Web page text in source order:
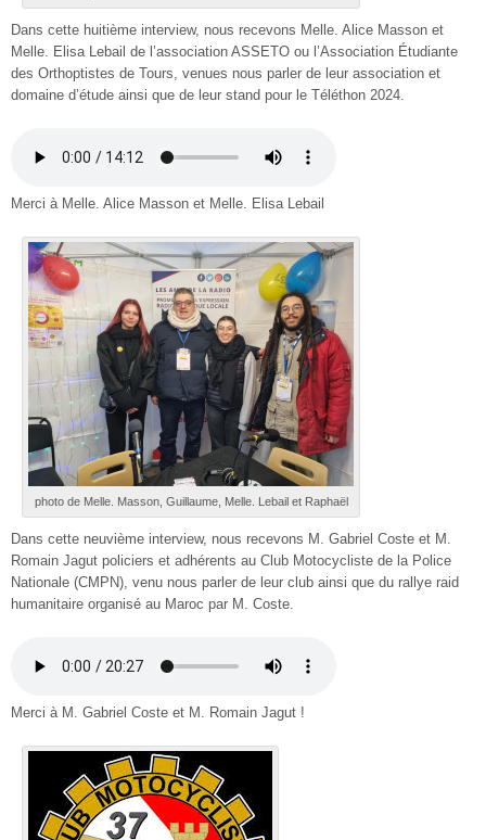
Dans cette huitième interview, nous recevons Melle. Alice Masson et
Melle. Elisa Lebail de l’association ASSETO ou l’Association Étudiante
des Orthoptistes de Tours, venues nous parler de leur association et
domaine d’étude ainsi que de leur stand pour le Téléthon 2024.
Merci à Melle. Alice Masson et Melle. Elisa Lebail
photo de Melle. Masson, Guillaume, Melle. Lebail et Raphaël
Dans cette neuvième interview, nous recevons M. Gabriel Coste et M.
Romain Jagut policiers et adhérents au Club Motocycliste de la Police
Nationale (CMPN), venu nous parler de leur club ainsi que du rallye raid
humanitaire organisé au Maroc par M. Coste.
Merci à M. Gabriel Coste et M. Romain Jagut !